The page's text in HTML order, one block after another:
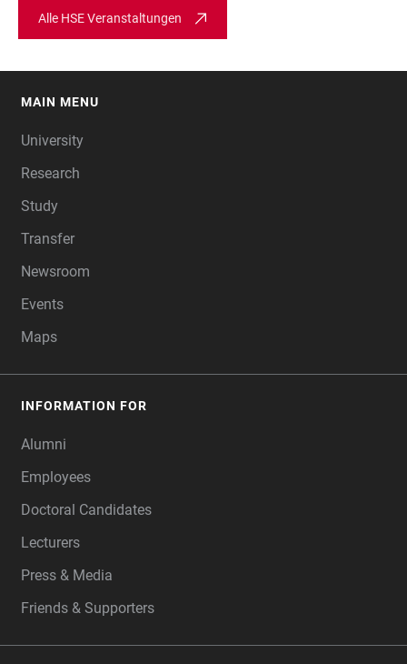
Alle HSE Veranstaltungen
MAIN MENU
University
Research
Study
Transfer
Newsroom
Events
Maps
INFORMATION FOR
Alumni
Employees
Doctoral Candidates
Lecturers
Press & Media
Friends & Supporters